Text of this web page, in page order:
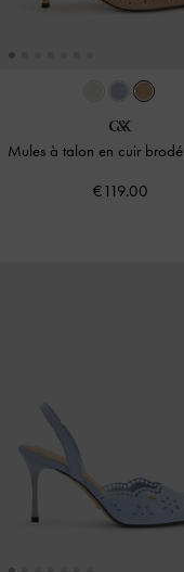
Mules à talon en cuir brodé
€119.00